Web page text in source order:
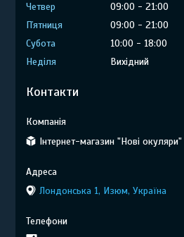
Четвер
09:00
21:00
Пʼятниця
09:00
21:00
Субота
10:00
18:00
Неділя
Вихідний
Контакти
Інтернет-магазин "Нові окуляри"
Лондонська 1, Изюм, Україна